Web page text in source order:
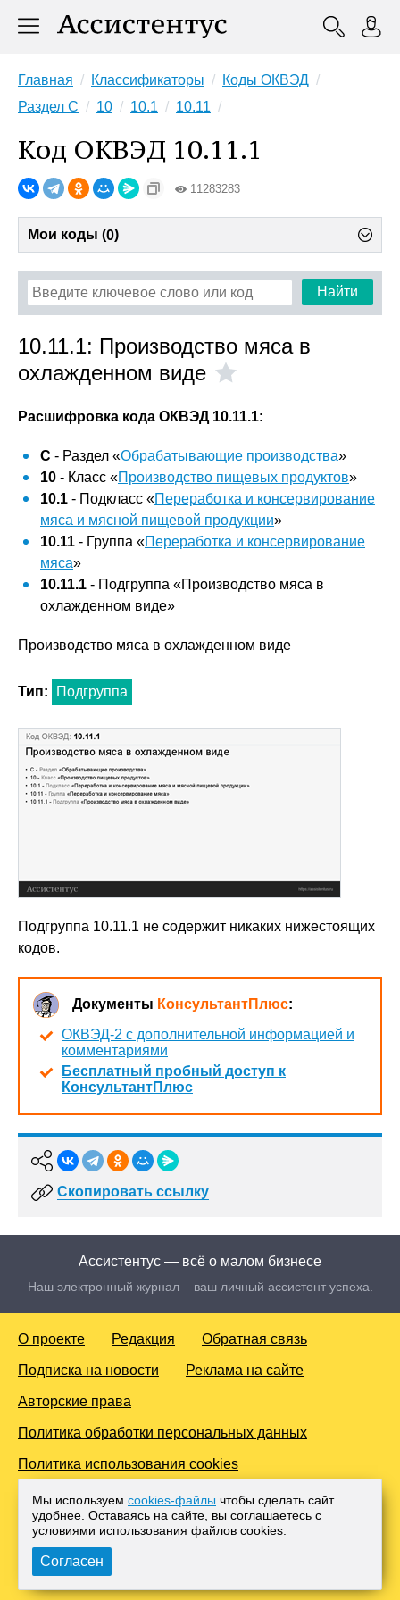
Главная Классификаторы
Коды ОКВЭД
Раздел C
10 10.1 10.11
Код ОКВЭД 10.11.1
11283283
Мои коды (0)
Найти
10.11.1: Производство мяса в
охлажденном виде
Расшифровка кода ОКВЭД 10.11.1:
C - Раздел «Обрабатывающие производства»
10 - Класс «Производство пищевых продуктов»
10.1 - Подкласс «Переработка и консервирование
мяса и мясной пищевой продукции»
10.11 - Группа «Переработка и консервирование
мяса»
10.11.1 - Подгруппа «Производство мяса в
охлажденном виде»
Производство мяса в охлажденном виде
Тип: Подгруппа
Подгруппа 10.11.1 не содержит никаких нижестоящих
кодов.
Документы КонсультантПлюс:
ОКВЭД-2 с дополнительной информацией и
комментариями
Бесплатный пробный доступ к
КонсультантПлюс
Скопировать ссылку
Ассистентус — всё о малом бизнесе
Наш электронный журнал – ваш личный ассистент успеха.
О проекте Редакция Обратная связь
Подписка на новости Реклама на сайте
Авторские права
Политика обработки персональных данных
Политика использования cookies
© 2016-2026 Все права защищены. Для лиц старше 18 лет.
Любое копирование материалов и тиражирование в сети
Интернет, либо печатных изданиях без согласования с
Администрацией проекта, преследуется законом.
Мы используем cookies-файлы чтобы сделать сайт
удобнее. Оставаясь на сайте, вы соглашаетесь с
условиями использования файлов cооkies.
Согласен